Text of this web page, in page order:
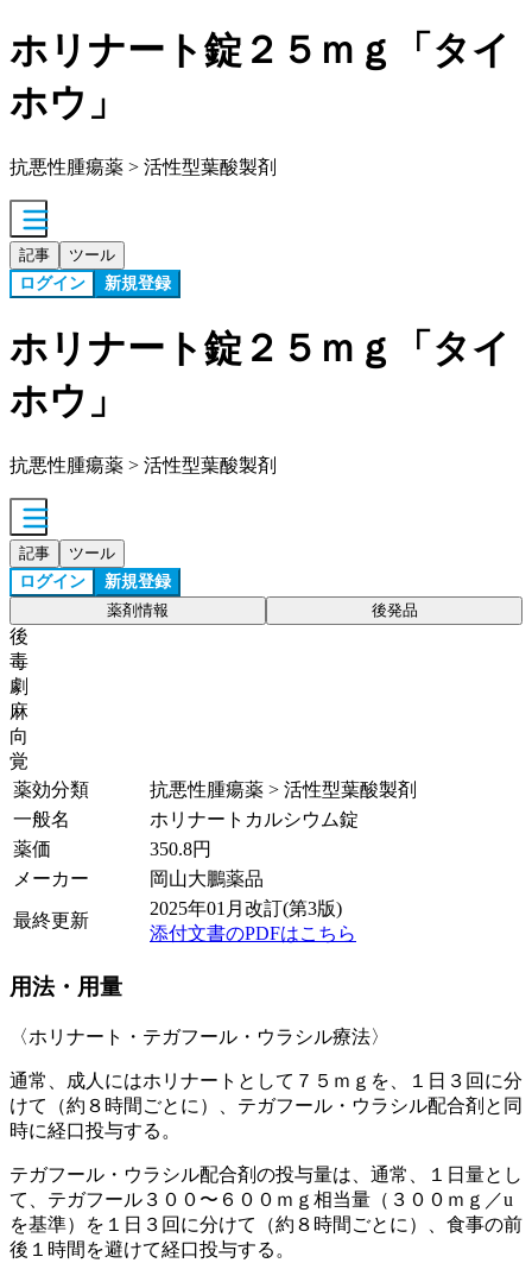
ホリナート錠２５ｍｇ「タイ
ホウ」
抗悪性腫瘍薬 > 活性型葉酸製剤
記事 ツール
ログイン 新規登録
ホリナート錠２５ｍｇ「タイ
ホウ」
抗悪性腫瘍薬 > 活性型葉酸製剤
記事 ツール
ログイン 新規登録
薬剤情報 後発品
後
毒
劇
麻
向
覚
薬効分類
抗悪性腫瘍薬 > 活性型葉酸製剤
一般名
ホリナートカルシウム錠
薬価
350.8円
メーカー
岡山大鵬薬品
最終更新
2025年01月改訂(第3版)
添付文書のPDFはこちら
用法・用量
〈ホリナート・テガフール・ウラシル療法〉
通常、成人にはホリナートとして７５ｍｇを、１日３回に分
けて（約８時間ごとに）、テガフール・ウラシル配合剤と同
時に経口投与する。
テガフール・ウラシル配合剤の投与量は、通常、１日量とし
て、テガフール３００〜６００ｍｇ相当量（３００ｍｇ／u
を基準）を１日３回に分けて（約８時間ごとに）、食事の前
後１時間を避けて経口投与する。